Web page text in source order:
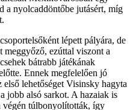
a nyolcaddöntőbe jutásért, míg
lépett pályára, de
ezúttal viszont a
bátrabb játékának
Ennek megfelelően jó
lehetőséget Visinsky hagyta
jobb alsó sarkot. A hazaiak is
végén túlbonyolították, így